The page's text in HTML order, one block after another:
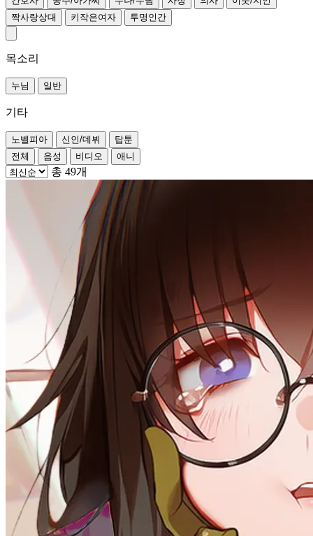
짝사랑상대
키작은여자 투명인간
목소리
누님 일반
기타
노벨피아 신인/데뷔
탑툰
전체
음성 비디오 애니
총 49개